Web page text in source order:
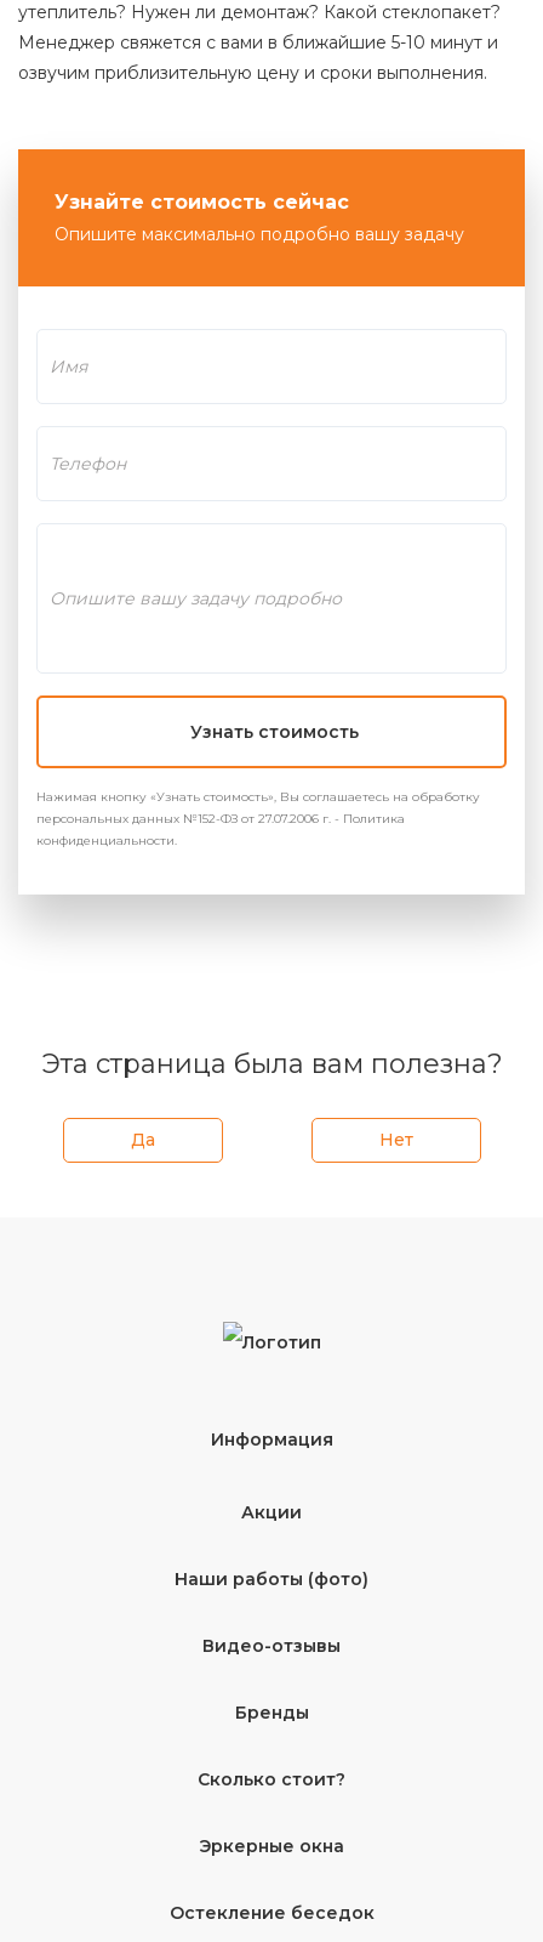
утеплитель? Нужен ли демонтаж? Какой стеклопакет?
Менеджер свяжется с вами в ближайшие 5-10 минут и
озвучим приблизительную цену и сроки выполнения.
Узнайте стоимость сейчас
Опишите максимально подробно вашу задачу
Узнать стоимость
Нажимая кнопку «Узнать стоимость», Вы соглашаетесь на обработку
персональных данных №152-ФЗ от 27.07.2006 г. - Политика
конфиденциальности.
Эта страница была вам полезна?
Да Нет
Информация
Акции
Наши работы (фото)
Видео-отзывы
Бренды
Сколько стоит?
Эркерные окна
Остекление беседок